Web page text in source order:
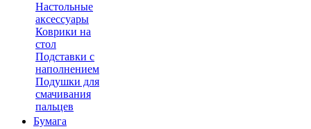
Настольные
аксессуары
Коврики на
стол
Подставки с
наполнением
Подушки для
смачивания
пальцев
Бумага